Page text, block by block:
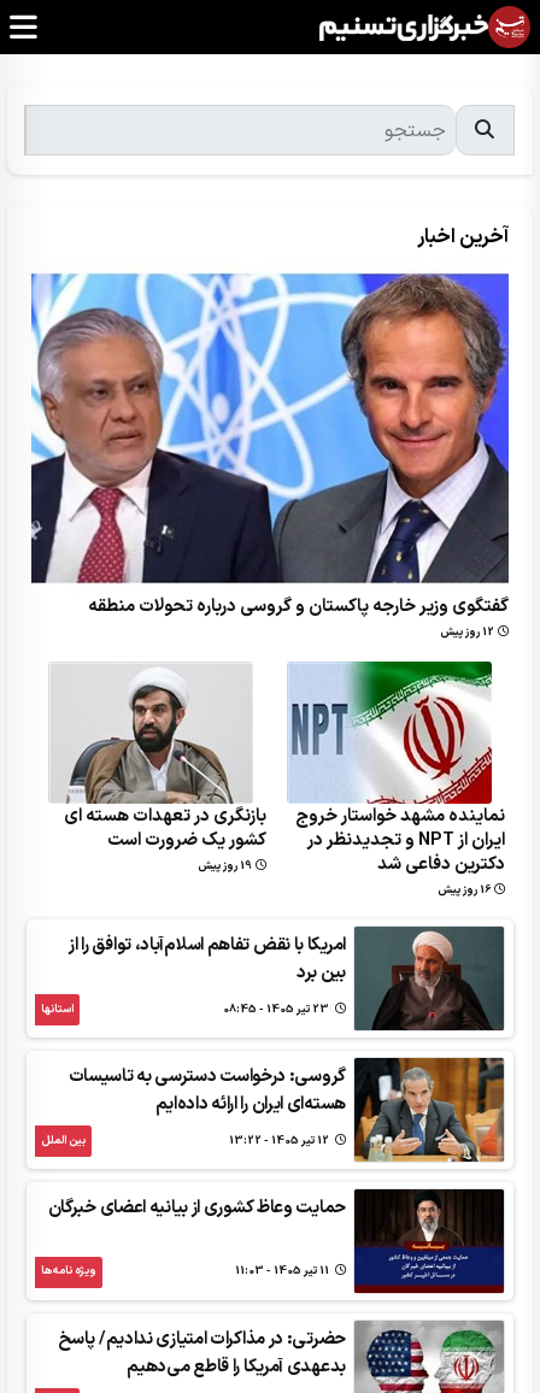
آخرین اخبار
گفتگوی وزیر خارجه پاکستان و گروسی درباره تحولات منطقه
12 روز پیش
نماینده مشهد خواستار خروج
ایران از NPT و تجدیدنظر در
دکترین دفاعی شد
16 روز پیش
بازنگری در تعهدات هسته ای
کشور یک ضرورت است
19 روز پیش
امریکا با نقض تفاهم اسلام‌آباد، توافق را از
بین برد
استانها
گروسی: درخواست دسترسی به تاسیسات
هسته‌ای ایران را ارائه داده‌ایم
بین الملل
حمایت وعاظ کشوری از بیانیه اعضای خبرگان
ویژه نامه‌ها
حضرتی: در مذاکرات امتیازی ندادیم/ پاسخ
بدعهدی ‌آمریکا را قاطع می‌دهیم